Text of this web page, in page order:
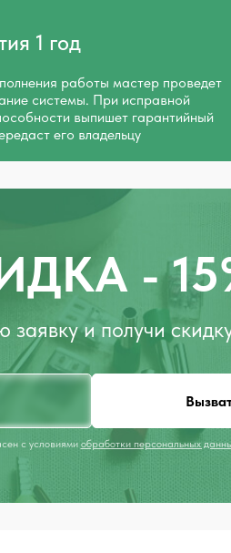
1 год
работы мастер проведет
системы. При исправной
выпишет гарантийный
его владельцу
-
и получи
с условиями обработки персональных